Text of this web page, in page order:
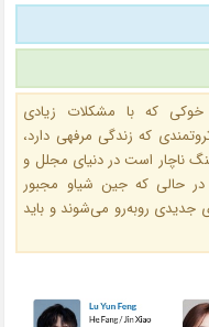
که با مشکلات زیادی
که زندگی مرفهی دارد،
ناچار است در دنیای مجلل و
در حالی که جین شیاو مجبور
جدیدی روبه‌رو می‌شوند و باید